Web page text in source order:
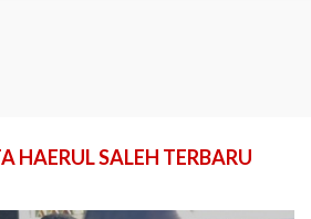
HAERUL SALEH TERBARU